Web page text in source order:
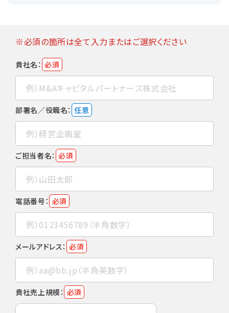
※必須の箇所は全て入力またはご選択ください
貴社名： 必須
部署名／役職名： 任意
ご担当者名： 必須
電話番号： 必須
メールアドレス： 必須
貴社売上規模： 必須